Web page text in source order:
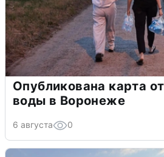
Опубликована карта
воды в Воронеже
6 августа 0